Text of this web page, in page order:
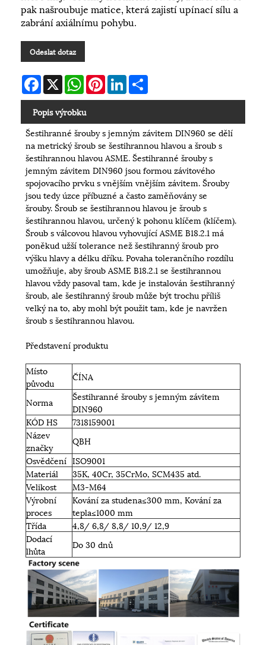
pak našroubuje matice, která zajistí upínací sílu a
zabrání axiálnímu pohybu.
Odeslat dotaz
Facebook
X WhatsAppPinterestLinkedIn
Popis výrobku
Šestihranné šrouby s jemným závitem DIN960 se dělí
na metrický šroub se šestihrannou hlavou a šroub s
šestihrannou hlavou ASME. Šestihranné šrouby s
jemným závitem DIN960 jsou formou závitového
spojovacího prvku s vnějším vnějším závitem. Šrouby
jsou tedy úzce příbuzné a často zaměňovány se
šrouby. Šroub se šestihrannou hlavou je šroub s
šestihrannou hlavou, určený k pohonu klíčem (klíčem).
Šroub s válcovou hlavou vyhovující ASME B18.2.1 má
poněkud užší tolerance než šestihranný šroub pro
výšku hlavy a délku dříku. Povaha tolerančního rozdílu
umožňuje, aby šroub ASME B18.2.1 se šestihrannou
hlavou vždy pasoval tam, kde je instalován šestihranný
šroub, ale šestihranný šroub může být trochu příliš
velký na to, aby mohl být použit tam, kde je navržen
šroub s šestihrannou hlavou.
Představení produktu
Místo
původu
ČÍNA
Norma
Šestihranné šrouby s jemným závitem
DIN960
KÓD HS
7318159001
Název
značky
QBH
Osvědčení ISO9001
Materiál
35K, 40Cr, 35CrMo, SCM435 atd.
Velikost
M3-M64
Výrobní
proces
Kování za studena≤300 mm, Kování za
tepla≤1000 mm
Třída
4,8/ 6,8/ 8,8/ 10,9/ 12,9
Dodací
lhůta
Do 30 dnů